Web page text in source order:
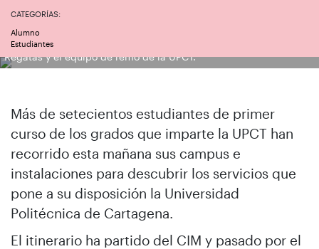
CATEGORÍAS:
Alumno
Estudiantes
Un grupo de nuevos estudiantes conociendo el Real Club de
Regatas y el equipo de remo de la UPCT.
Más de setecientos estudiantes de primer
curso de los grados que imparte la UPCT han
recorrido esta mañana sus campus e
instalaciones para descubrir los servicios que
pone a su disposición la Universidad
Politécnica de Cartagena.
El itinerario ha partido del CIM y pasado por el